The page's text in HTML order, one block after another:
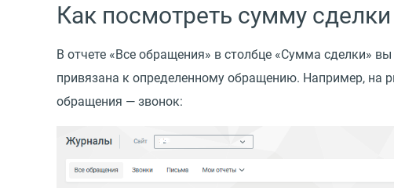
Как посмотреть сумму
В отчете «Все обращения» в столбце «Сумма сделки» вы
привязана к определенному обращению. Например, на
обращения — звонок: